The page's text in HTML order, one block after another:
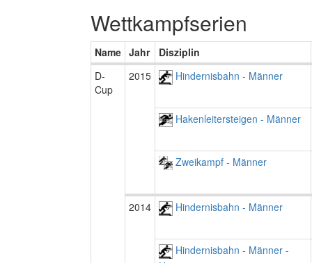
Wettkampfserien
Name Jahr
Disziplin
D-
Cup
2015 Hindernisbahn - Männer
Hakenleitersteigen - Männer
Zweikampf - Männer
2014 Hindernisbahn - Männer
Hindernisbahn - Männer -